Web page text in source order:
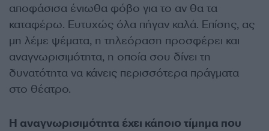
αποφάσισα ένιωθα φόβο για το αν θα τα
καταφέρω. Ευτυχώς όλα πήγαν καλά. Επίσης, ας
μη λέμε ψέματα, η τηλεόραση προσφέρει και
αναγνωρισιμότητα, η οποία σου δίνει τη
δυνατότητα να κάνεις περισσότερα πράγματα
στο θέατρο.
Η αναγνωρισιμότητα έχει κάποιο τίμημα που